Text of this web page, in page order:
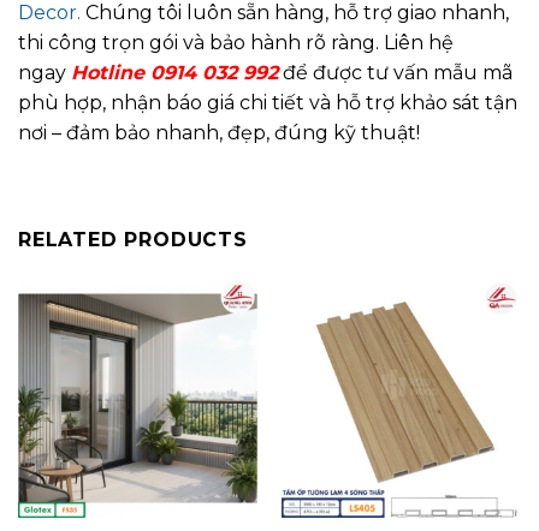
Decor. Chúng tôi luôn sẵn hàng, hỗ trợ giao nhanh,
thi công trọn gói và bảo hành rõ ràng. Liên hệ
ngay Hotline 0914 032 992để được tư vấn mẫu mã
phù hợp, nhận báo giá chi tiết và hỗ trợ khảo sát tận
nơi – đảm bảo nhanh, đẹp, đúng kỹ thuật!
RELATED PRODUCTS